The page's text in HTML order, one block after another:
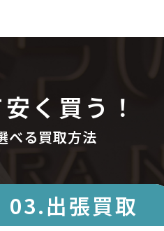
く買う！
べる買取方法
03.出張買取